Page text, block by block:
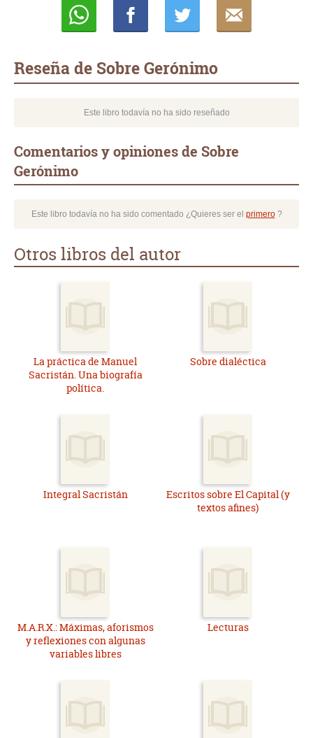
Reseña de Sobre Gerónimo
Este libro todavía no ha sido reseñado
Comentarios y opiniones de Sobre
Gerónimo
Este libro todavía no ha sido comentado ¿Quieres ser el primero?
Otros libros del autor
La práctica de Manuel
Sacristán. Una biografía
política.
Sobre dialéctica
Integral Sacristán
Escritos sobre El Capital (y
textos afines)
M.A.R.X.: Máximas, aforismos
y reflexiones con algunas
variables libres
Lecturas